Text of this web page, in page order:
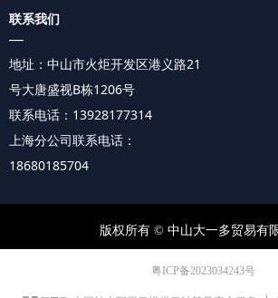
版权所有 © 中山大一多贸易有
地址：中山市火炬开发区港义路21
号大唐盛视B栋1206号
联系电话：13928177314
上海分公司联系电话：
18680185704
联系我们
—
粤ICP备2023034243号